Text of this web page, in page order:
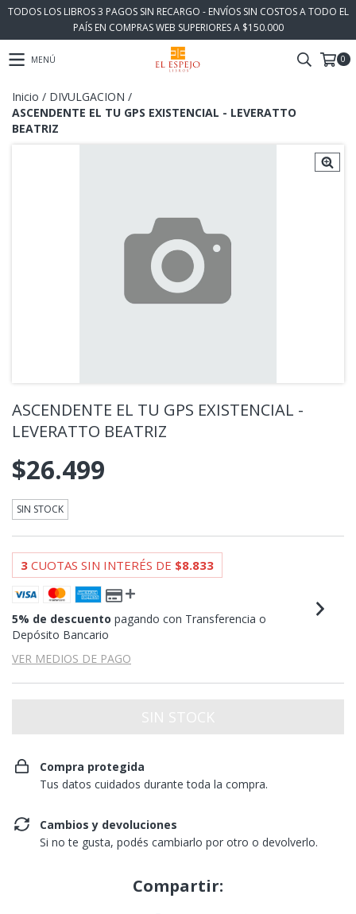
TODOS LOS LIBROS 3 PAGOS SIN RECARGO - ENVÍOS SIN COSTOS A TODO EL
PAÍS EN COMPRAS WEB SUPERIORES A $150.000
MENÚ 0
Inicio / DIVULGACION /
ASCENDENTE EL TU GPS EXISTENCIAL - LEVERATTO
BEATRIZ
ASCENDENTE EL TU GPS EXISTENCIAL -
LEVERATTO BEATRIZ
$26.499
SIN STOCK
3 CUOTAS SIN INTERÉS DE $8.833
5% de descuento pagando con Transferencia o
Depósito Bancario
VER MEDIOS DE PAGO
Compra protegida
Tus datos cuidados durante toda la compra.
Cambios y devoluciones
Si no te gusta, podés cambiarlo por otro o devolverlo.
Compartir: